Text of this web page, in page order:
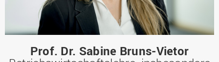
Prof. Dr. Sabine Bruns-Vietor